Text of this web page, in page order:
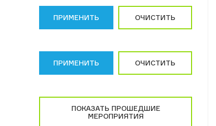
ПРИМЕНИТЬ ОЧИСТИТЬ
ПРИМЕНИТЬ ОЧИСТИТЬ
ПОКАЗАТЬ ПРОШЕДШИЕ
МЕРОПРИЯТИЯ